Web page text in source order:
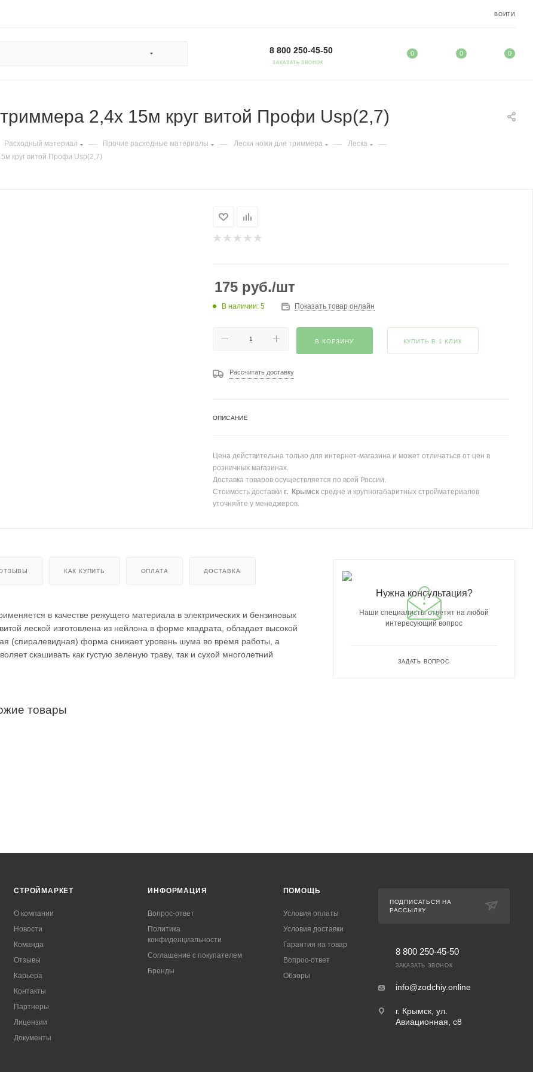
ВОЙТИ
8 800 250-45-50
ЗАКАЗАТЬ ЗВОНОК
0 0 0
2,4х 15м круг витой Профи Usp(2,7)
Расходный материал — Прочие расходные материалы — Лески ножи для триммера — Леска —
круг витой Профи Usp(2,7)
175руб./шт
В наличии: 5 Показать товар онлайн
В КОРЗИНУ КУПИТЬ В 1 КЛИК
Рассчитать доставку
ОПИСАНИЕ
Цена действительна только для интернет-магазина и может отличаться от цен в
розничных магазинах.
Доставка товаров осуществляется по всей России.
Стоимость доставки г. Крымсксредне и крупногабаритных стройматериалов
уточняйте у менеджеров.
КАК КУПИТЬ ОПЛАТА ДОСТАВКА
в качестве режущего материала в электрических и бензиновых
леской изготовлена из нейлона в форме квадрата, обладает высокой
(спиралевидная) форма снижает уровень шума во время работы, а
скашивать как густую зеленую траву, так и сухой многолетний
товары
Нужна консультация?
Наши специалисты ответят на любой
интересующий вопрос
ЗАДАТЬ ВОПРОС
СТРОЙМАРКЕТ
О компании
Новости
Команда
Отзывы
Карьера
Контакты
Партнеры
Лицензии
Документы
ИНФОРМАЦИЯ
Вопрос-ответ
Политика
конфиденциальности
Соглашение с покупателем
Бренды
ПОМОЩЬ
Условия оплаты
Условия доставки
Гарантия на товар
Вопрос-ответ
Обзоры
ПОДПИСАТЬСЯ НА
РАССЫЛКУ
8 800 250-45-50
ЗАКАЗАТЬ ЗВОНОК
info@zodchiy.online
г. Крымск, ул.
Авиационная, с8